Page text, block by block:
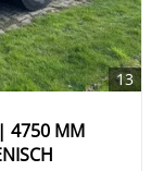
13
4750 MM